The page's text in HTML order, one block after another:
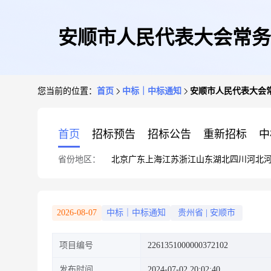
安顺市人民代表大会常
您当前的位置： 首页 中标｜中标通知 安顺市人民代表大会
首页 招标预告 招标公告 重新招标
省份地区： 北京广东 上海江苏浙江山东湖北四川 河北
2026-08-07 中标｜中标通知 贵州省 安顺市
项目编号 2261351000000372102